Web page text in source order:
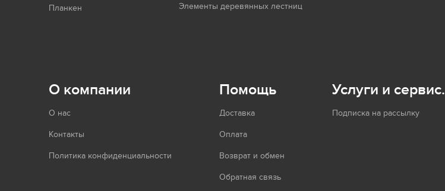
Планкен Элементы деревянных лестниц
О компании
О нас
Контакты
Политика конфиденциальности
Помощь
Доставка
Оплата
Возврат и обмен
Обратная связь
Услуги и сервис.
Подписка на рассылку